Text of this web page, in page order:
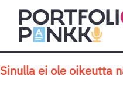
Siirry sisältöön
Sinulla ei ole oikeutta